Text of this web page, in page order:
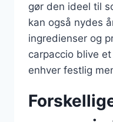
gør den ideel til
kan også nydes
ingredienser og
carpaccio blive
enhver festlig